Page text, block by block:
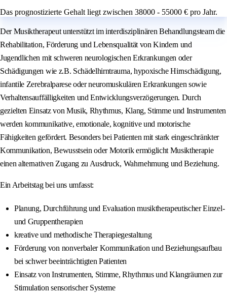
Das prognostizierte Gehalt liegt zwischen 38000 - 55000 € pro Jahr.
Der Musiktherapeut unterstützt im interdisziplinären Behandlungsteam die
Rehabilitation, Förderung und Lebensqualität von Kindern und
Jugendlichen mit schweren neurologischen Erkrankungen oder
Schädigungen wie z.B. Schädelhirntrauma, hypoxische Hirnschädigung,
infantile Zerebralparese oder neuromuskulären Erkrankungen sowie
Verhaltensauffälligkeiten und Entwicklungsverzögerungen. Durch
gezielten Einsatz von Musik, Rhythmus, Klang, Stimme und Instrumenten
werden kommunikative, emotionale, kognitive und motorische
Fähigkeiten gefördert. Besonders bei Patienten mit stark eingeschränkter
Kommunikation, Bewusstsein oder Motorik ermöglicht Musiktherapie
einen alternativen Zugang zu Ausdruck, Wahrnehmung und Beziehung.
Ein Arbeitstag bei uns umfasst:
Planung, Durchführung und Evaluation musiktherapeutischer Einzel-
und Gruppentherapien
kreative und methodische Therapiegestaltung
Förderung von nonverbaler Kommunikation und Beziehungsaufbau
bei schwer beeinträchtigten Patienten
Einsatz von Instrumenten, Stimme, Rhythmus und Klangräumen zur
Stimulation sensorischer Systeme